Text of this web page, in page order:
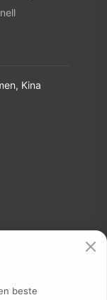
Kina
beste